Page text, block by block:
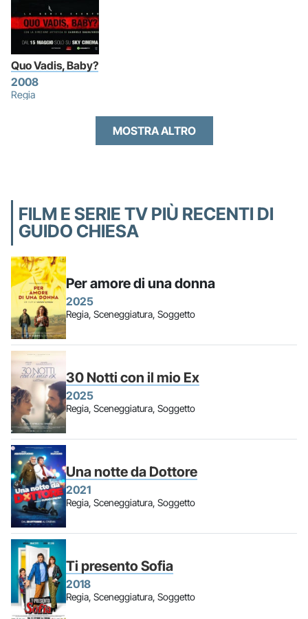
Quo Vadis, Baby?
2008
Regia
MOSTRA ALTRO
FILM E SERIE TV PIÙ RECENTI DI
GUIDO CHIESA
Per amore di una donna
2025
Regia, Sceneggiatura, Soggetto
30 Notti con il mio Ex
2025
Regia, Sceneggiatura, Soggetto
Una notte da Dottore
2021
Regia, Sceneggiatura, Soggetto
Ti presento Sofia
2018
Regia, Sceneggiatura, Soggetto